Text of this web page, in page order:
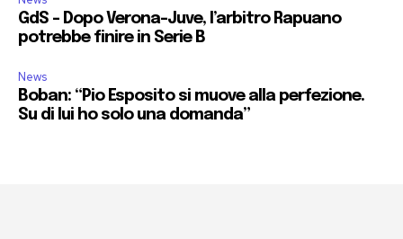
GdS – Dopo Verona-Juve, l’arbitro Rapuano
potrebbe finire in Serie B
News
Boban: “Pio Esposito si muove alla perfezione.
Su di lui ho solo una domanda”